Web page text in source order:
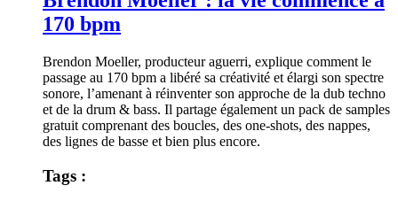
170 bpm
Brendon Moeller, producteur aguerri, explique comment le
passage au 170 bpm a libéré sa créativité et élargi son spectre
sonore, l’amenant à réinventer son approche de la dub techno
et de la drum & bass. Il partage également un pack de samples
gratuit comprenant des boucles, des one-shots, des nappes,
des lignes de basse et bien plus encore.
Tags :